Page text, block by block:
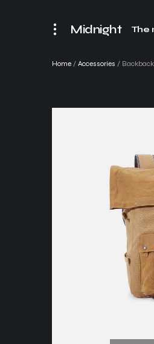
Midnight The
Home / Accessories / Backback